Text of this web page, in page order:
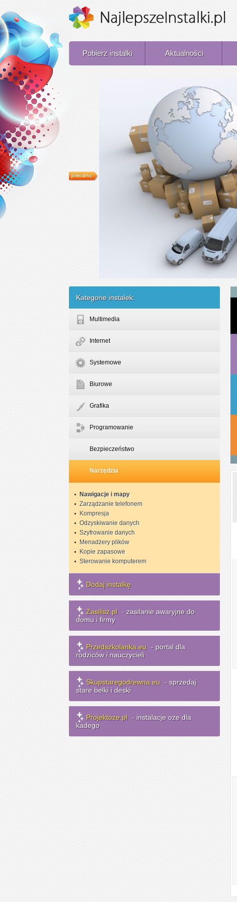
Pobierz instalki Aktualności
Kategorie instalek:
Multimedia
Internet
Systemowe
Biurowe
Grafika
Programowanie
Bezpieczeństwo
Narzędzia
Nawigacje i mapy
Zarządzanie telefonem
Kompresja
Odzyskiwanie danych
Szyfrowanie danych
Menadżery plików
Kopie zapasowe
Sterowanie komputerem
Dodaj instalkę
Zasilisz.pl - zasilanie awaryjne do
domu i firmy
Przedszkolanka.eu - portal dla
rodziców i nauczycieli
Skupstaregodrewna.eu - sprzedaj
stare belki i deski
Projektoze.pl - instalacje oze dla
kadego